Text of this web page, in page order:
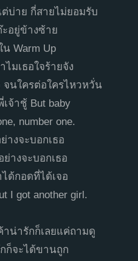
บ่าย กี่สายไม่ยอมรับ
อยู่ข้างซ้าย
Warm Up
ไมเธอใจร้ายจัง
นใครต่อใครไหวหวั่น
จ้าชู้ But baby
number one.
างจะบอกเธอ
างจะบอกเธอ
ได้กอดที่ได้เจอ
I got another girl.
น่ารักก็เลยแค่ถามดู
ก็จะได้ขานถูก